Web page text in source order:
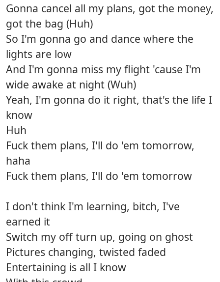
Gonna cancel all my plans, got the money,
got the bag (Huh)
So I'm gonna go and dance where the
lights are low
And I'm gonna miss my flight 'cause I'm
wide awake at night (Wuh)
Yeah, I'm gonna do it right, that's the life I
know
Huh
Fuck them plans, I'll do 'em tomorrow,
haha
Fuck them plans, I'll do 'em tomorrow
I don't think I'm learning, bitch, I've
earned it
Switch my off turn up, going on ghost
Pictures changing, twisted faded
Entertaining is all I know